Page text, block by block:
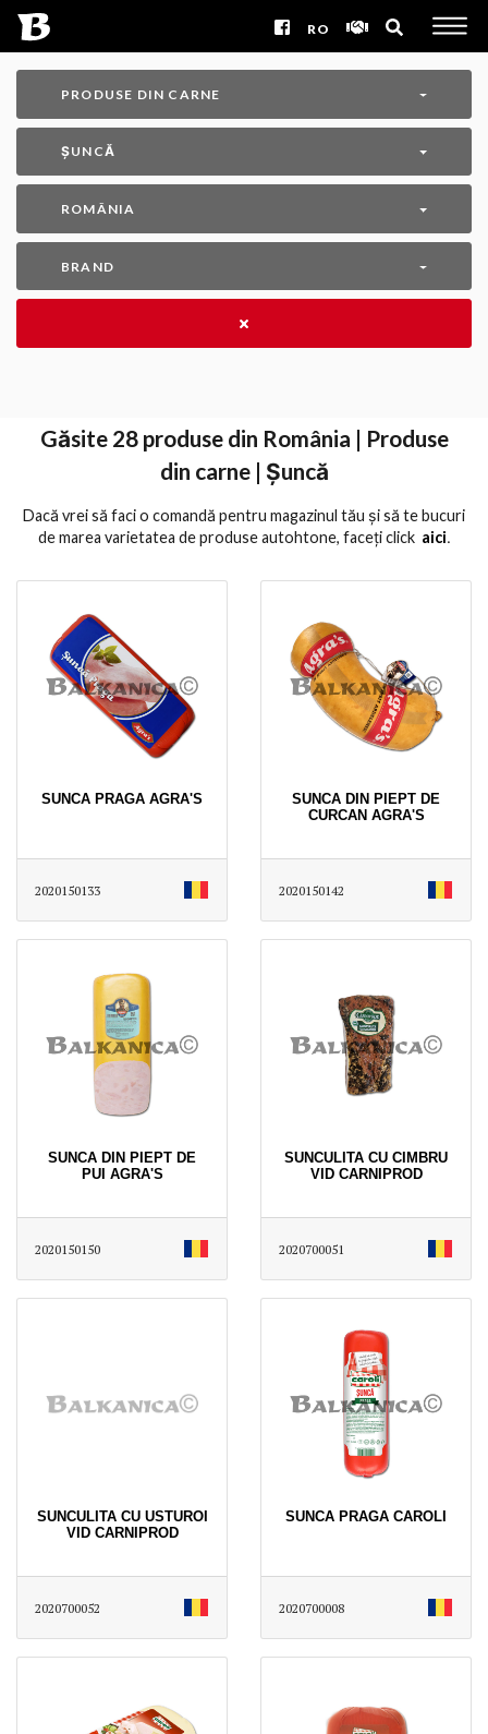
RO
PRODUSE DIN CARNE
ȘUNCĂ
ROMÂNIA
BRAND
Găsite 28produse din România | Produse
din carne | Șuncă
Dacă vrei să faci o comandă pentru magazinul tău și să te bucuri
de marea varietatea de produse autohtone, faceți click aici․
SUNCA PRAGA AGRA'S
2020150133
SUNCA DIN PIEPT DE
CURCAN AGRA'S
2020150142
SUNCA DIN PIEPT DE
PUI AGRA'S
2020150150
SUNCULITA CU CIMBRU
VID CARNIPROD
2020700051
SUNCULITA CU USTUROI
VID CARNIPROD
2020700052
SUNCA PRAGA CAROLI
2020700008